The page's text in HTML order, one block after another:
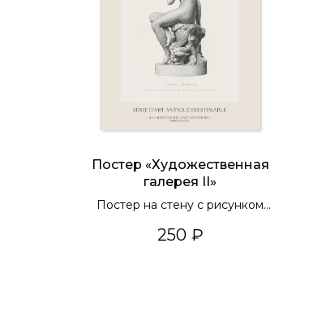
Постер «Художественная
галерея II»
Постер на стену с рисунком
250 ₽